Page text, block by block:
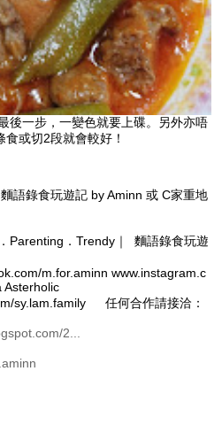
後一步，一變色就要上碟。另外亦唔
或切2段就會較好！
語錄食玩遊記 by Aminn 或 C家重地
Parenting．Trendy｜ 麵語錄食玩遊
m.for.aminn www.instagram.c
Asterholic
sy.lam.family 任何合作請接洽：
2...